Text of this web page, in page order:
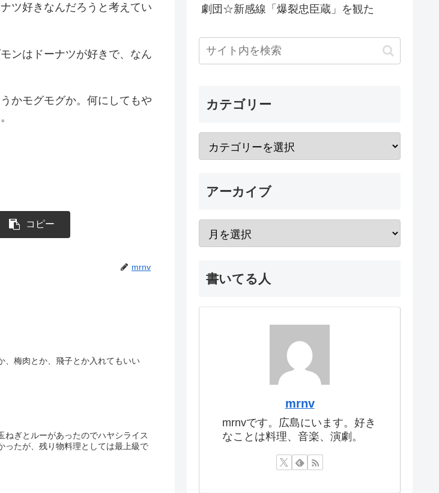
ツ好きなんだろうと考えてい
ンはドーナツが好きで、なん
かモグモグか。何にしてもや
コピー
mrnv
、梅肉とか、飛子とか入れてもいい
ぎとルーがあったのでハヤシライス
ったが、残り物料理としては最上級で
劇団☆新感線「爆裂忠臣蔵」を観た
カテゴリー
アーカイブ
書いてる人
mrnv
mrnvです。広島にいます。好き
なことは料理、音楽、演劇。